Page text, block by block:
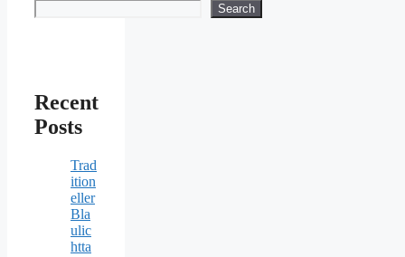
Search
Recent
Posts
Trad
ition
eller
Bla
ulic
htta